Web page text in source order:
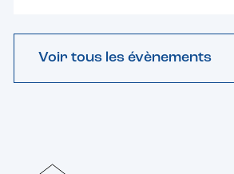
Voir tous les évènements